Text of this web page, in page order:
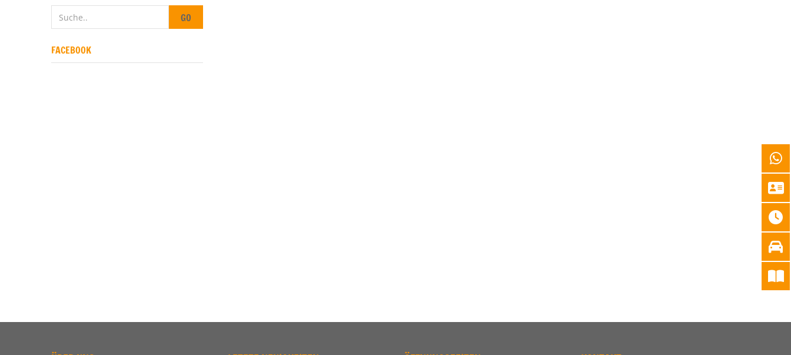
GO
FACEBOOK